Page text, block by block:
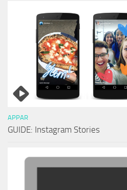
APPAR
GUIDE: Instagram Stories